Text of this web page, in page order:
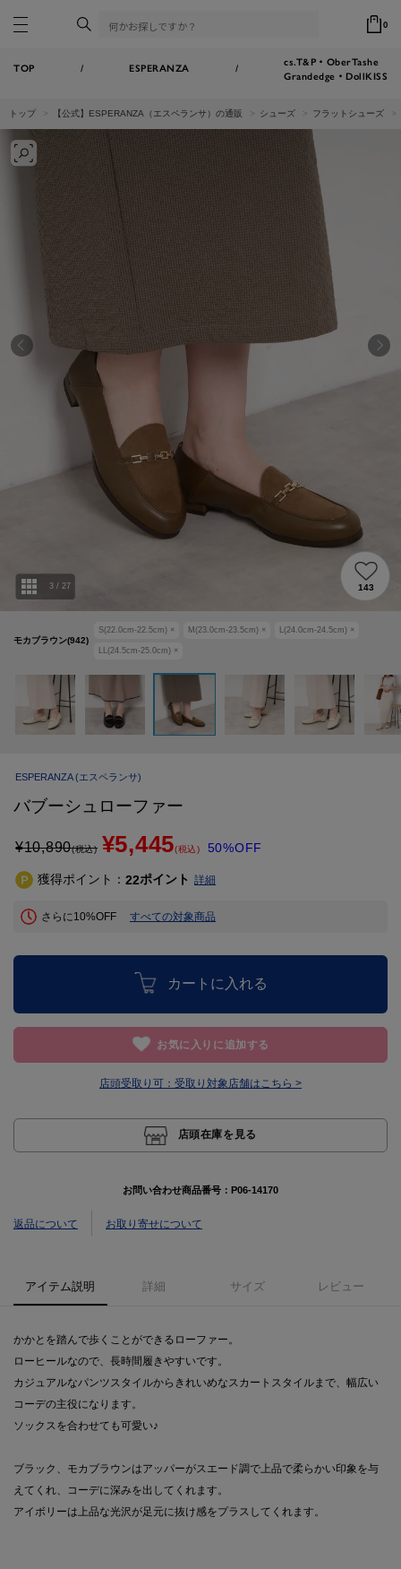
0
TOP / ESPERANZA /
cs.T&P・OberTashe
Grandedge・DollKISS
トップ 【公式】ESPERANZA（エスペランサ）の通販 シューズ フラットシューズ
モカブラウン(942)
S(22.0cm-22.5cm) × M(23.0cm-23.5cm) × L(24.0cm-24.5cm) ×
LL(24.5cm-25.0cm) ×
3 / 27 143
ESPERANZA(エスペランサ)
バブーシュローファー
¥10,890(税込) ¥5,445(税込) 50%OFF
獲得ポイント： 22ポイント 詳細
さらに10%OFF すべての対象商品
カートに入れる
お気に入りに追加する
店頭受取り可： 受取り対象店舗はこちら >
店頭在庫を見る
お問い合わせ商品番号： P06-14170
返品について お取り寄せについて
アイテム説明 詳細 サイズ レビュー
かかとを踏んで歩くことができるローファー。
ローヒールなので、長時間履きやすいです。
カジュアルなパンツスタイルからきれいめなスカートスタイルまで、幅広い
コーデの主役になります。
ソックスを合わせても可愛い♪
ブラック、モカブラウンはアッパーがスエード調で上品で柔らかい印象を与
えてくれ、コーデに深みを出してくれます。
アイボリーは上品な光沢が足元に抜け感をプラスしてくれます。